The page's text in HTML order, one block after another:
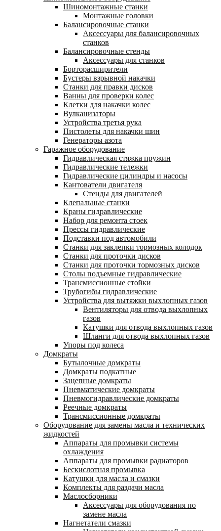
Шиномонтажные станки
Монтажные головки
Балансировочные станки
Аксессуары для балансировочных
станков
Балансировочные стенды
Аксессуары для станков
Борторасширители
Бустеры взрывной накачки
Станки для правки дисков
Ванны для проверки колес
Клетки для накачки колес
Вулканизаторы
Устройства третья рука
Пистолеты для накачки шин
Генераторы азота
Гаражное оборудование
Гидравлическая стяжка пружин
Гидравлические тележки
Гидравлические цилиндры и насосы
Кантователи двигателя
Стенды для двигателей
Клепальные станки
Краны гидравлические
Набор для ремонта стоек
Прессы гидравлические
Подставки под автомобили
Станки для заклепки тормозных колодок
Станки для проточки дисков
Станки для проточки тормозных дисков
Столы подъемные гидравлические
Трансмиссионные стойки
Трубогибы гидравлические
Устройства для вытяжки выхлопных газов
Вентиляторы для отвода выхлопных
газов
Катушки для отвода выхлопных газов
Шланги для отвода выхлопных газов
Упоры под колеса
Домкраты
Бутылочные домкраты
Домкраты подкатные
Зацепные домкраты
Пневматические домкраты
Пневмогидравлические домкраты
Реечные домкраты
Трансмиссионные домкраты
Оборудование для замены масла и технических
жидкостей
Аппараты для промывки системы
охлаждения
Аппараты для промывки радиаторов
Бескислотная промывка
Катушки для масла и смазки
Комплекты для раздачи масла
Маслосборники
Аксессуары для оборудования по
замене масла
Нагнетатели смазки